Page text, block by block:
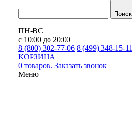
Поиск
ПН-ВС
с 10:00 до 20:00
8 (800) 302-77-06 8 (499) 348-15-11
КОРЗИНА
0 товаров. Заказать звонок
Меню